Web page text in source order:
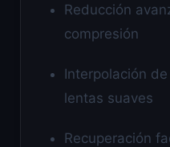
Reducción
compresión
Interpolación
lentas suaves
Recuperación